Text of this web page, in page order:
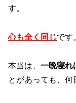
す。
心も全く同じです
本当は、 一晩寝れ
とがあっても、何